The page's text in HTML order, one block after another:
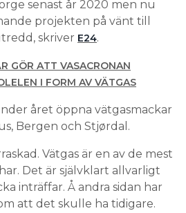
senast år 2020 men nu
projekten på vänt till
skriver E24.
GÖR ATT VASACRONAN
I FORM AV VÄTGAS
året öppna vätgasmackar
Bergen och Stjørdal.
Vätgas är en av de mest
Det är självklart allvarligt
inträffar. Å andra sidan har
att det skulle ha tidigare.